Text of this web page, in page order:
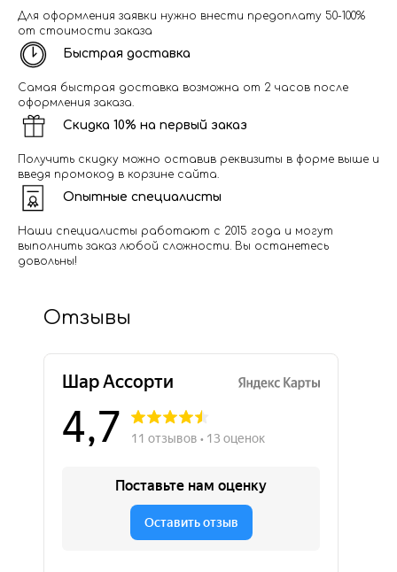
Для оформления заявки нужно внести предоплату 50-100%
от стоимости заказа
Быстрая доставка
Самая быстрая доставка возможна от 2 часов после
оформления заказа.
Скидка 10% на первый заказ
Получить скидку можно оставив реквизиты в форме выше и
введя промокод в корзине сайта.
Опытные специалисты
Наши специалисты работают с 2015 года и могут
выполнить заказ любой сложности. Вы останетесь
довольны!
Отзывы